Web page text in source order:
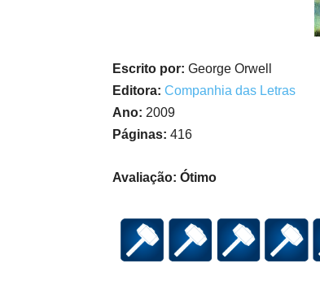
Escrito por: George Orwell
Editora: Companhia das Letras
Ano: 2009
Páginas: 416
Avaliação: Ótimo